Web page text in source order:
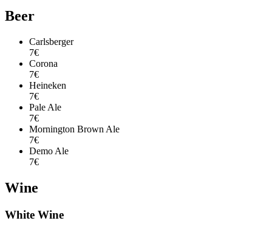
Beer
Carlsberger
7€
Corona
7€
Heineken
7€
Pale Ale
7€
Mornington Brown Ale
7€
Demo Ale
7€
Wine
White Wine